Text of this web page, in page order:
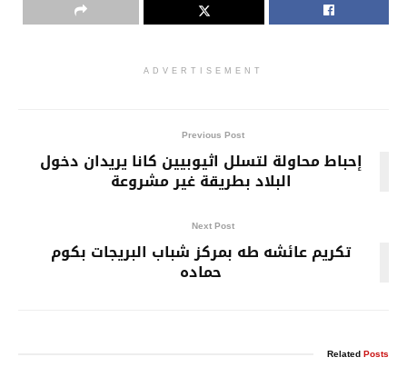
ADVERTISEMENT
Previous Post
إحباط محاولة لتسلل اثيوبيين كانا يريدان دخول
البلاد بطريقة غير مشروعة
Next Post
تكريم عائشه طه بمركز شباب البريجات بكوم
حماده
RelatedPosts